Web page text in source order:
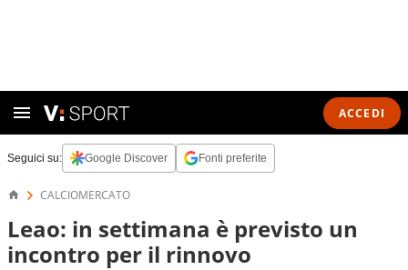
ACCEDI
Seguici su: Google Discover Fonti preferite
CALCIOMERCATO
Leao: in settimana è previsto un
incontro per il rinnovo